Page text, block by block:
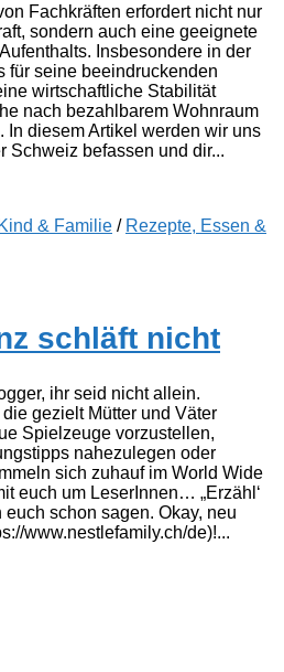
Fachkräften erfordert nicht nur
sondern auch eine geeignete
Insbesondere in der
für seine beeindruckenden
wirtschaftliche Stabilität
nach bezahlbarem Wohnraum
diesem Artikel werden wir uns
Schweiz befassen und dir...
Kind & Familie / Rezepte, Essen &
schläft nicht
ihr seid nicht allein.
gezielt Mütter und Väter
Spielzeuge vorzustellen,
nahezulegen oder
sich zuhauf im World Wide
euch um LeserInnen… „Erzähl‘
euch schon sagen. Okay, neu
www.nestlefamily.ch/de)!...